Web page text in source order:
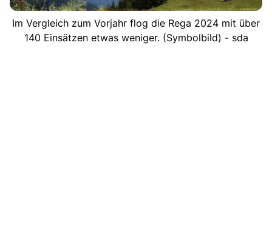
Im Vergleich zum Vorjahr flog die Rega 2024 mit über
140 Einsätzen etwas weniger. (Symbolbild) - sda